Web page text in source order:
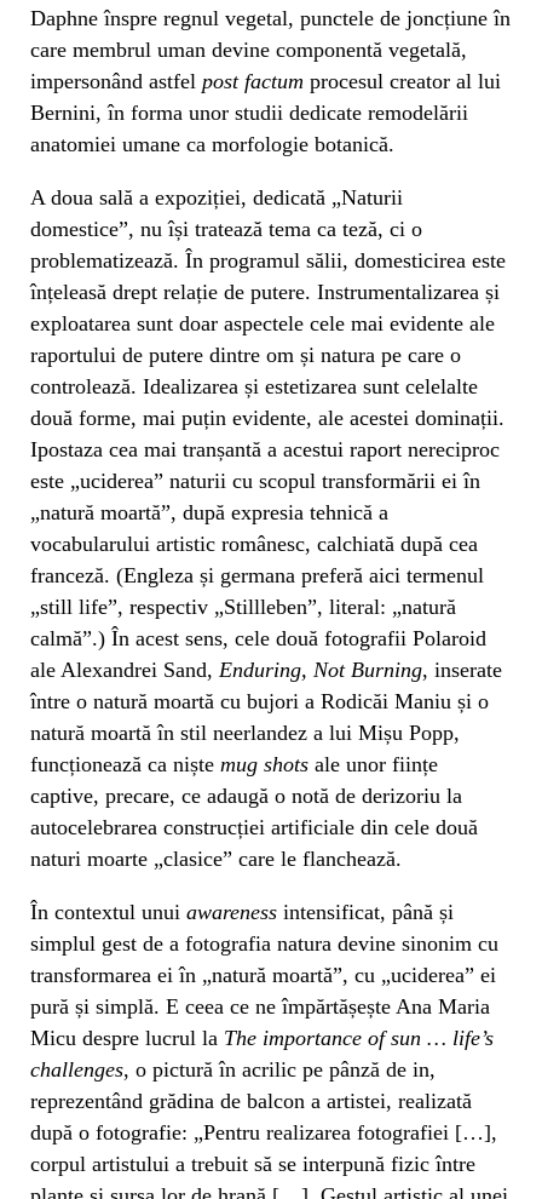
Daphne înspre regnul vegetal, punctele de joncțiune în
care membrul uman devine componentă vegetală,
impersonând astfel post factum procesul creator al lui
Bernini, în forma unor studii dedicate remodelării
anatomiei umane ca morfologie botanică.
A doua sală a expoziției, dedicată „Naturii
domestice”, nu își tratează tema ca teză, ci o
problematizează. În programul sălii, domesticirea este
înțeleasă drept relație de putere. Instrumentalizarea și
exploatarea sunt doar aspectele cele mai evidente ale
raportului de putere dintre om și natura pe care o
controlează. Idealizarea și estetizarea sunt celelalte
două forme, mai puțin evidente, ale acestei dominații.
Ipostaza cea mai tranșantă a acestui raport nereciproc
este „uciderea” naturii cu scopul transformării ei în
„natură moartă”, după expresia tehnică a
vocabularului artistic românesc, calchiată după cea
franceză. (Engleza și germana preferă aici termenul
„still life”, respectiv „Stillleben”, literal: „natură
calmă”.) În acest sens, cele două fotografii Polaroid
ale Alexandrei Sand, Enduring, Not Burning, inserate
între o natură moartă cu bujori a Rodicăi Maniu și o
natură moartă în stil neerlandez a lui Mișu Popp,
funcționează ca niște mug shots ale unor ființe
captive, precare, ce adaugă o notă de derizoriu la
autocelebrarea construcției artificiale din cele două
naturi moarte „clasice” care le flanchează.
În contextul unui awareness intensificat, până și
simplul gest de a fotografia natura devine sinonim cu
transformarea ei în „natură moartă”, cu „uciderea” ei
pură și simplă. E ceea ce ne împărtășește Ana Maria
Micu despre lucrul la The importance of sun … life’s
challenges, o pictură în acrilic pe pânză de in,
reprezentând grădina de balcon a artistei, realizată
după o fotografie: „Pentru realizarea fotografiei […],
corpul artistului a trebuit să se interpună fizic între